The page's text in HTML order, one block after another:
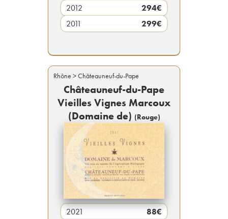
2012
294€
2011
299€
Rhône > Châteauneuf-du-Pape
Châteauneuf-du-Pape
Vieilles Vignes Marcoux
(Domaine de) (Rouge)
2021 88€